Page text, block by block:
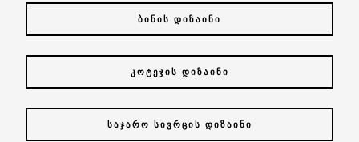
ᲑᲘᲜᲘᲡ ᲓᲘᲖᲐᲘᲜᲘ
ᲙᲝᲢᲔᲯᲘᲡ ᲓᲘᲖᲐᲘᲜᲘ
ᲡᲐᲯᲐᲠᲝ ᲡᲘᲕᲠᲪᲘᲡ ᲓᲘᲖᲐᲘᲜᲘ